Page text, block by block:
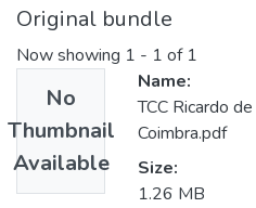
Original bundle
Now showing 1 - 1 of 1
No
Thumbnail
Available
Name:
TCC Ricardo
Coimbra.pdf
Size:
1.26 MB